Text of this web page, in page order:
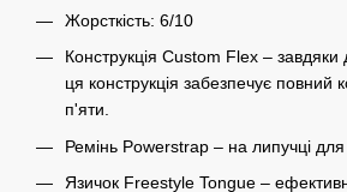
Жорсткість: 6/10
Конструкція Custom Flex – завдяки
ця конструкція забезпечує повний
п'яти.
Ремінь Powerstrap – на липучці для
Язичок Freestyle Tongue –